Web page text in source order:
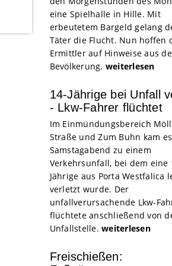
eine Spielhalle in Hille. Mit
erbeutetem Bargeld gelang
Täter die Flucht. Nun hoffen
Ermittler auf Hinweise aus
Bevölkerung. weiterlesen
14-Jährige bei Unfall
- Lkw-Fahrer flüchtet
Im Einmündungsbereich
Straße und Zum Buhn kam
Samstagabend zu einem
Verkehrsunfall, bei dem eine
Jährige aus Porta Westfalica
verletzt wurde. Der
unfallverursachende Lkw-
flüchtete anschließend von
Unfallstelle. weiterlesen
Freischießen: